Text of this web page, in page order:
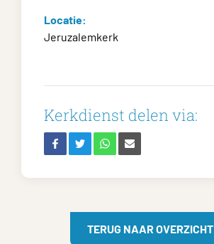
Locatie:
Jeruzalemkerk
Kerkdienst delen via:
TERUG NAAR OVERZICHT